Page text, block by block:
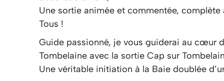
Une sortie animée et commentée,
Tous !
Guide passionné, je vous guiderai au cœur
Tombelaine avec la sortie Cap sur
Une véritable initiation à la Baie doublée